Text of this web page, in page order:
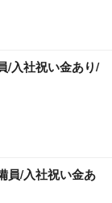
/入社祝い金あり/
員/入社祝い金あ